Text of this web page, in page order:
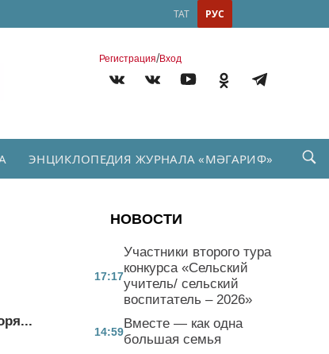
РУС
ТАТ
Регистрация/Вход
ЭНЦИКЛОПЕДИЯ ЖУРНАЛА «МӘГАРИФ»
НОВОСТИ
17:17
Участники второго тура
конкурса «Сельский
учитель/ сельский
воспитатель – 2026»
14:59
Вместе — как одна
большая семья